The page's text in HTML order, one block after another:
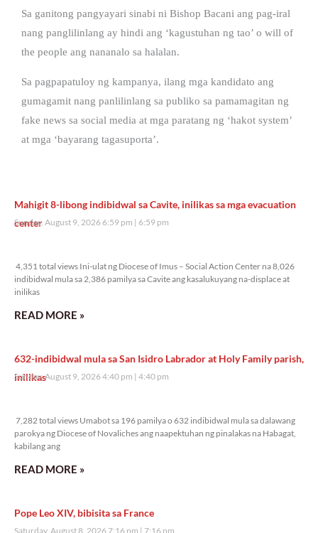
Sa ganitong pangyayari sinabi ni Bishop Bacani ang pag-iral
nang panglilinlang ay hindi ang ‘kagustuhan ng tao’ o will of
the people ang nananalo sa halalan.
Sa pagpapatuloy ng kampanya, ilang mga kandidato ang
gumagamit nang panlilinlang sa publiko sa pamamagitan ng
fake news sa social media at mga paratang ng ‘hakot system’
at mga ‘bayarang tagasuporta’.
Mahigit 8-libong indibidwal sa Cavite, inilikas sa mga evacuation
center
Sunday, August 9, 2026 6:59 pm 6:59 pm
4,351 total views Ini-ulat ng Diocese of Imus – Social Action Center na 8,026
indibidwal mula sa 2,386 pamilya sa Cavite ang kasalukuyang na-displace at
inilikas
READ MORE »
632-indibidwal mula sa San Isidro Labrador at Holy Family parish,
inilikas
Sunday, August 9, 2026 4:40 pm 4:40 pm
7,282 total views Umabot sa 196 pamilya o 632 indibidwal mula sa dalawang
parokya ng Diocese of Novaliches ang naapektuhan ng pinalakas na Habagat,
kabilang ang
READ MORE »
Pope Leo XIV, bibisita sa France
Saturday, August 8, 2026 7:16 pm 7:16 pm